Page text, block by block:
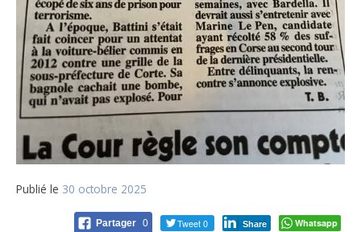
Publié le 30 octobre 2025
Partager 0 Tweet 0 Share Whatsapp